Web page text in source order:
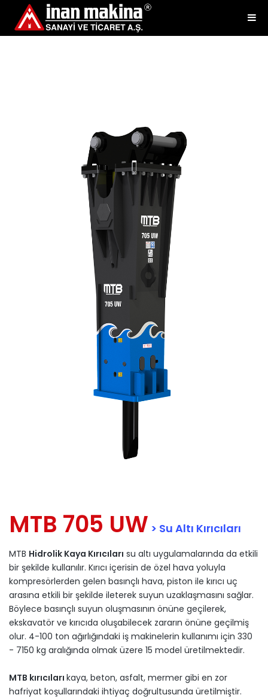
MTB 705 UW > Su Altı Kırıcıları
MTB Hidrolik Kaya Kırıcıları su altı uygulamalarında da etkili
bir şekilde kullanılır. Kırıcı içerisin de özel hava yoluyla
kompresörlerden gelen basınçlı hava, piston ile kırıcı uç
arasına etkili bir şekilde ileterek suyun uzaklaşmasını sağlar.
Böylece basınçlı suyun oluşmasının önüne geçilerek,
ekskavatör ve kırıcıda oluşabilecek zararın önüne geçilmiş
olur. 4-100 ton ağırlığındaki iş makinelerin kullanımı için 330
- 7150 kg aralığında olmak üzere 15 model üretilmektedir.
MTB kırıcıları kaya, beton, asfalt, mermer gibi en zor
hafriyat koşullarındaki ihtiyaç doğrultusunda üretilmiştir.